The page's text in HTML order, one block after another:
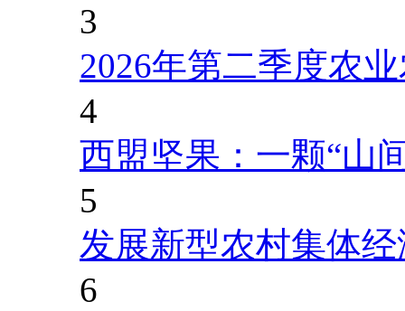
3
2026年第二季度农
4
西盟坚果：一颗“山
5
发展新型农村集体
6